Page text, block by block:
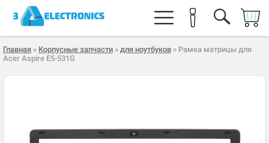
Главная » Корпусные запчасти » для ноутбуков » Рамка матрицы для
Acer Aspire E5-531G